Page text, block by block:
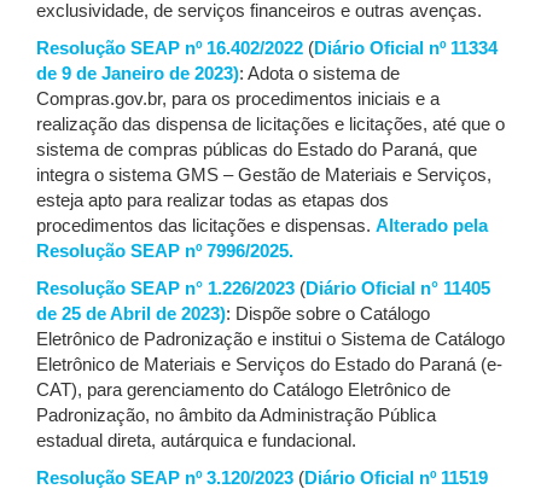
exclusividade, de serviços financeiros e outras avenças.
Resolução SEAP nº 16.402/2022 (Diário Oficial nº 11334
de 9 de Janeiro de 2023): Adota o sistema de
Compras.gov.br, para os procedimentos iniciais e a
realização das dispensa de licitações e licitações, até que o
sistema de compras públicas do Estado do Paraná, que
integra o sistema GMS – Gestão de Materiais e Serviços,
esteja apto para realizar todas as etapas dos
procedimentos das licitações e dispensas. Alterado pela
Resolução SEAP nº 7996/2025.
Resolução SEAP n° 1.226/2023 (Diário Oficial n° 11405
de 25 de Abril de 2023): Dispõe sobre o Catálogo
Eletrônico de Padronização e institui o Sistema de Catálogo
Eletrônico de Materiais e Serviços do Estado do Paraná (e-
CAT), para gerenciamento do Catálogo Eletrônico de
Padronização, no âmbito da Administração Pública
estadual direta, autárquica e fundacional.
Resolução SEAP nº 3.120/2023 (Diário Oficial nº 11519